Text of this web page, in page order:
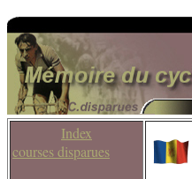
Index
courses disparues